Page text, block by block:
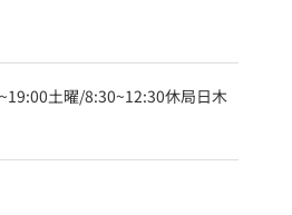
土曜/8:30~12:30休局日木